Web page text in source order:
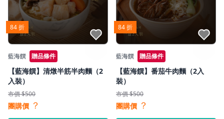
84 折
點我收藏
藍海饌 贈品條件
【藍海饌】清燉半筋半肉麵（2
入裝）
市價 $500
團購價 ？
84 折
藍海饌 贈品條件
【藍海饌】番茄牛肉麵（2入
裝）
市價 $500
團購價 ？